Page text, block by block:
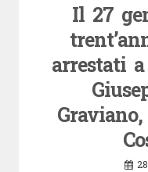
Il 27
arrestati